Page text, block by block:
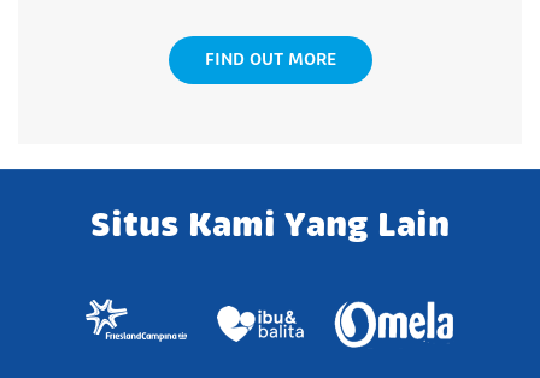
FIND OUT MORE
Situs Kami Yang Lain